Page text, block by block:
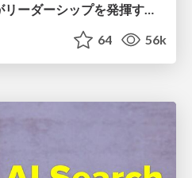
職位にかかわらず全員がリーダーシップを発揮するチーム作り / Building a team where everyone can demonstrate leadership regardless of position
64 56k